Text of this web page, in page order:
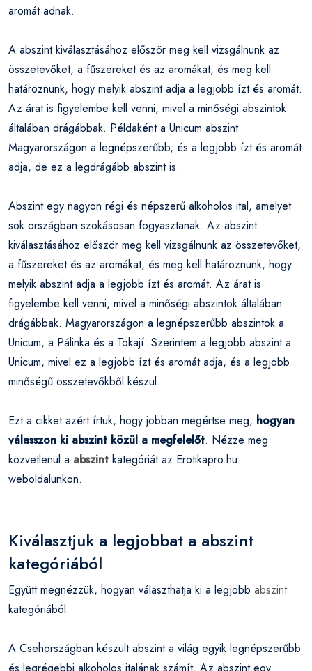
aromát adnak.
A abszint kiválasztásához először meg kell vizsgálnunk az
összetevőket, a fűszereket és az aromákat, és meg kell
határoznunk, hogy melyik abszint adja a legjobb ízt és aromát.
Az árat is figyelembe kell venni, mivel a minőségi abszintok
általában drágábbak. Példaként a Unicum abszint
Magyarországon a legnépszerűbb, és a legjobb ízt és aromát
adja, de ez a legdrágább abszint is.
Abszint egy nagyon régi és népszerű alkoholos ital, amelyet
sok országban szokásosan fogyasztanak. Az abszint
kiválasztásához először meg kell vizsgálnunk az összetevőket,
a fűszereket és az aromákat, és meg kell határoznunk, hogy
melyik abszint adja a legjobb ízt és aromát. Az árat is
figyelembe kell venni, mivel a minőségi abszintok általában
drágábbak. Magyarországon a legnépszerűbb abszintok a
Unicum, a Pálinka és a Tokají. Szerintem a legjobb abszint a
Unicum, mivel ez a legjobb ízt és aromát adja, és a legjobb
minőségű összetevőkből készül.
Ezt a cikket azért írtuk, hogy jobban megértse meg, hogyan
válasszon ki abszint közül a megfelelőt. Nézze meg
közvetlenül a abszint kategóriát az Erotikapro.hu
weboldalunkon.
Kiválasztjuk a legjobbat a abszint
kategóriából
Együtt megnézzük, hogyan választhatja ki a legjobb abszint
kategóriából.
A Csehországban készült abszint a világ egyik legnépszerűbb
és legrégebbi alkoholos italának számít. Az abszint egy